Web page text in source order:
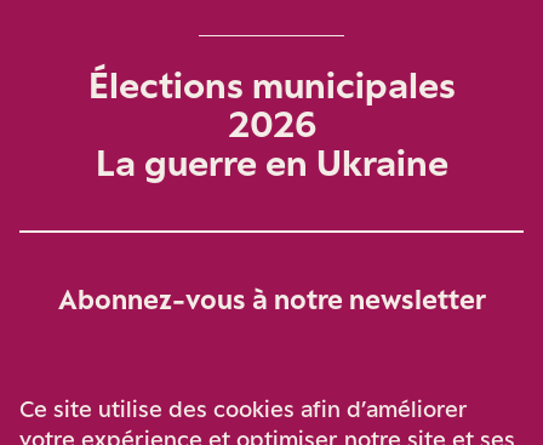
Élections municipales
2026
La guerre en Ukraine
Abonnez-vous à notre newsletter
Ce site utilise des cookies afin d’améliorer
votre expérience et optimiser notre site et ses